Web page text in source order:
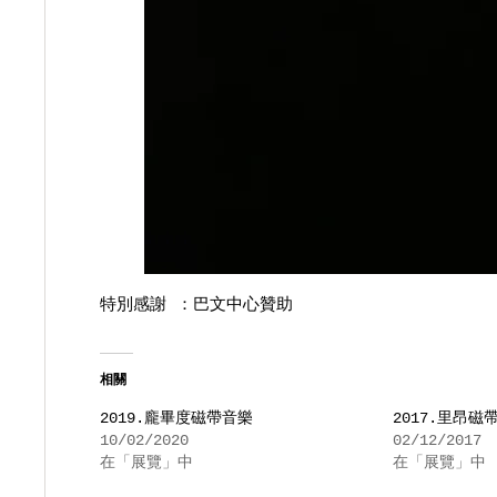
特別感謝 ：巴文中心贊助
相關
2019.龐畢度磁帶音樂
10/02/2020
在「展覽」中
2017.里昂磁
02/12/2017
在「展覽」中